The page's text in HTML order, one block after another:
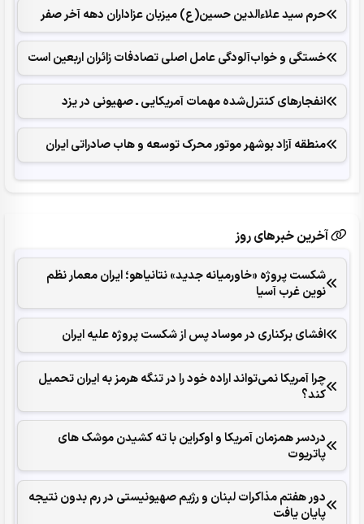
حرم سید علاءالدین حسین(ع) میزبان عزاداران دهه آخر صفر
خستگی و خواب‌آلودگی عامل اصلی تصادفات زائران اربعین است
انفجارهای ‌کنترل‌شده ‌مهمات آمریکایی ـ صهیونی در یزد
منطقه آزاد بوشهر موتور محرک توسعه و هاب صادراتی ایران
آخرین خبرهای روز
شکست پروژه «خاورمیانه جدید» نتانیاهو؛ ایران معمار نظم
نوین غرب آسیا
افشای برکناری در موساد پس از شکست پروژه علیه ایران
چرا آمریکا نمی‌تواند اراده خود را در تنگه هرمز به ایران تحمیل
کند؟
دردسر همزمان آمریکا و اوکراین با ته کشیدن موشک های
پاتریوت
دور هفتم مذاکرات لبنان و رژیم صهیونیستی در رم بدون نتیجه
پایان یافت